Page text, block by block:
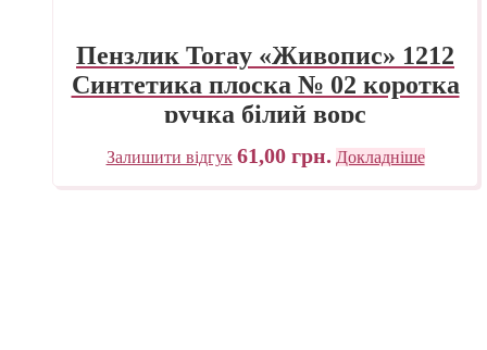
Пензлик Toray «Живопис» 1212
Синтетика плоска № 02 коротка
ручка білий ворс
Залишити відгук 61,00 грн. Докладніше